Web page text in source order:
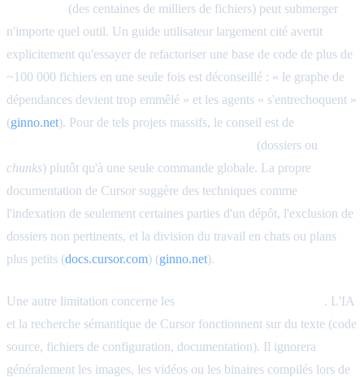
(des centaines de milliers de fichiers) peut submerger
n'importe quel outil. Un guide utilisateur largement cité avertit
explicitement qu'essayer de refactoriser une base de code de plus de
~100 000 fichiers en une seule fois est déconseillé : « le graphe de
dépendances devient trop emmêlé » et les agents « s'entrechoquent »
(ginno.net). Pour de tels projets massifs, le conseil est de
(dossiers ou
chunks) plutôt qu'à une seule commande globale. La propre
documentation de Cursor suggère des techniques comme
l'indexation de seulement certaines parties d'un dépôt, l'exclusion de
dossiers non pertinents, et la division du travail en chats ou plans
plus petits (docs.cursor.com) (ginno.net).
Une autre limitation concerne les
. L'IA
et la recherche sémantique de Cursor fonctionnent sur du texte (code
source, fichiers de configuration, documentation). Il ignorera
généralement les images, les vidéos ou les binaires compilés lors de